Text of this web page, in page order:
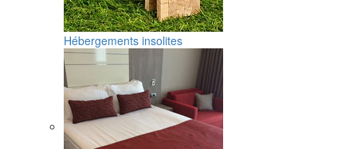
Hébergements insolites